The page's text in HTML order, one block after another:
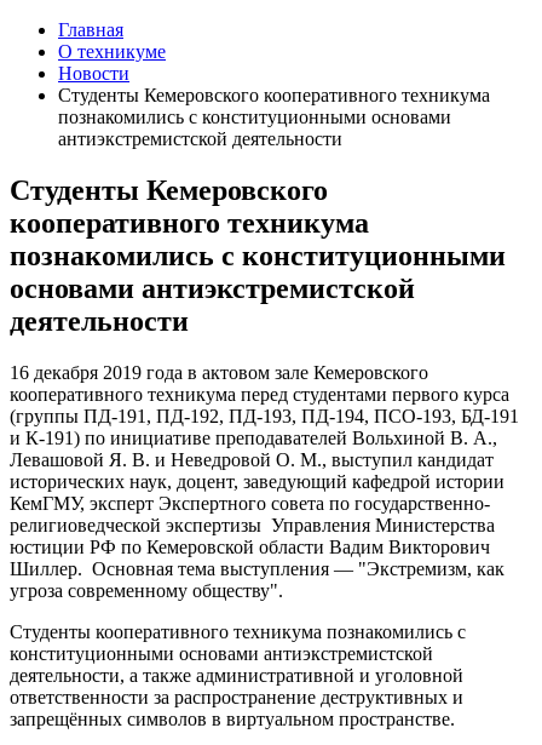
Главная
О техникуме
Новости
Студенты Кемеровского кооперативного техникума
познакомились с конституционными основами
антиэкстремистской деятельности
Студенты Кемеровского
кооперативного техникума
познакомились с конституционными
основами антиэкстремистской
деятельности
16 декабря 2019 года в актовом зале Кемеровского
кооперативного техникума перед студентами первого курса
(группы ПД-191, ПД-192, ПД-193, ПД-194, ПСО-193, БД-191
и К-191) по инициативе преподавателей Вольхиной В. А.,
Левашовой Я. В. и Неведровой О. М., выступил кандидат
исторических наук, доцент, заведующий кафедрой истории
КемГМУ, эксперт Экспертного совета по государственно-
религиоведческой экспертизы Управления Министерства
юстиции РФ по Кемеровской области Вадим Викторович
Шиллер. Основная тема выступления — "Экстремизм, как
угроза современному обществу".
Студенты кооперативного техникума познакомились с
конституционными основами антиэкстремистской
деятельности, а также административной и уголовной
ответственности за распространение деструктивных и
запрещённых символов в виртуальном пространстве.